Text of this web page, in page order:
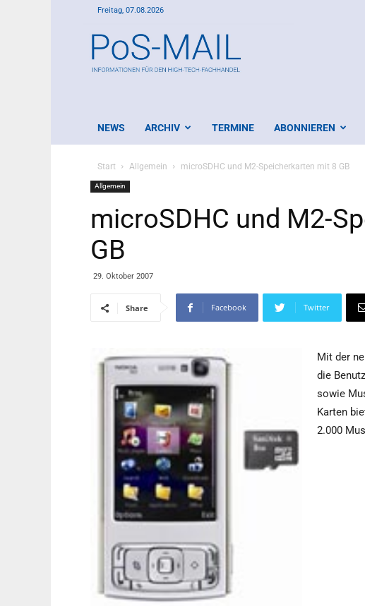
Freitag, 07.08.2026
Mail
NEWS ARCHIV TERMINE ABONNIEREN
Start Allgemein microSDHC und M2-Speicherkarten mit 8 GB
Allgemein
microSDHC und M2-
GB
29. Oktober 2007
Share Facebook Twitter
Mit der
die
sowie
Karten
2.000